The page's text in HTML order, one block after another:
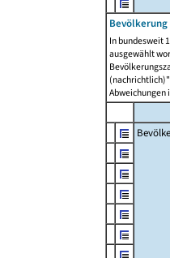
In bundesweit
ausgewählt
Abweichungen